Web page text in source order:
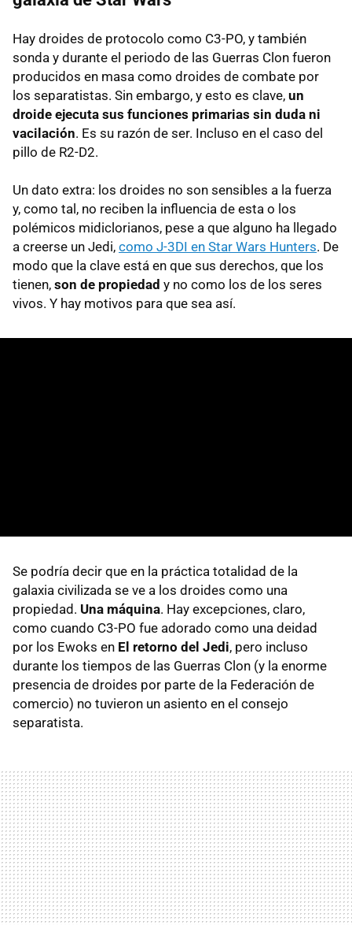
Hay droides de protocolo como C3-PO, y también
sonda y durante el periodo de las Guerras Clon fueron
producidos en masa como droides de combate por
los separatistas. Sin embargo, y esto es clave, un
droide ejecuta sus funciones primarias sin duda ni
vacilación. Es su razón de ser. Incluso en el caso del
pillo de R2-D2.
Un dato extra: los droides no son sensibles a la fuerza
y, como tal, no reciben la influencia de esta o los
polémicos midiclorianos, pese a que alguno ha llegado
a creerse un Jedi, como J-3DI en Star Wars Hunters. De
modo que la clave está en que sus derechos, que los
tienen, son de propiedad y no como los de los seres
vivos. Y hay motivos para que sea así.
Se podría decir que en la práctica totalidad de la
galaxia civilizada se ve a los droides como una
propiedad. Una máquina. Hay excepciones, claro,
como cuando C3-PO fue adorado como una deidad
por los Ewoks en El retorno del Jedi, pero incluso
durante los tiempos de las Guerras Clon (y la enorme
presencia de droides por parte de la Federación de
comercio) no tuvieron un asiento en el consejo
separatista.